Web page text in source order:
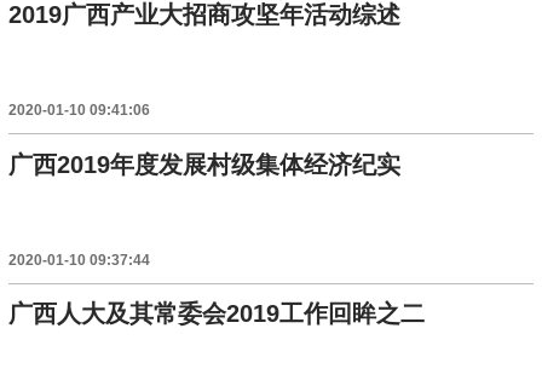
2019广西产业大招商攻坚年活动综述
2020-01-10 09:41:06
广西2019年度发展村级集体经济纪实
2020-01-10 09:37:44
广西人大及其常委会2019工作回眸之二